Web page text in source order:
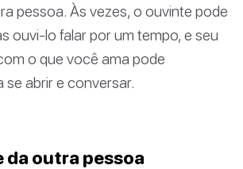
pessoa. Às vezes, o ouvinte pode
ouvi-lo falar por um tempo, e seu
o que você ama pode
abrir e conversar.
da outra pessoa